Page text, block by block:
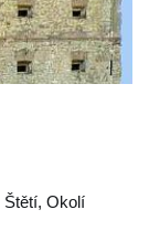
Štětí, Okolí